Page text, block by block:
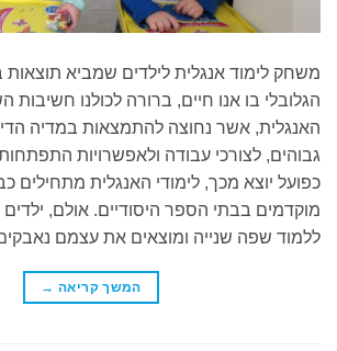
משחק לימוד אנגלית לילדים שמביא תוצאות
הגלובלי בו אנו חיים, ברורה לכולנו
האנגלית, אשר נחוצה להתמצאות במדיה
גבוהים, לצורכי עבודה ולאפשרויות התפתחות
כפועל יוצא מכך, לימודי האנגלית מתחילים
מוקדמים בבתי הספר היסודיים. אולם,
ללמוד שפה שנייה ומוצאים את עצמם
המשך קריאה →